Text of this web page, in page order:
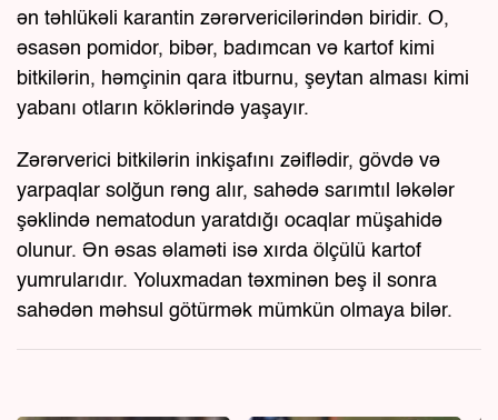
ən təhlükəli karantin zərərvericilərindən biridir. O,
əsasən pomidor, bibər, badımcan və kartof kimi
bitkilərin, həmçinin qara itburnu, şeytan alması kimi
yabanı otların köklərində yaşayır.
Zərərverici bitkilərin inkişafını zəiflədir, gövdə və
yarpaqlar solğun rəng alır, sahədə sarımtıl ləkələr
şəklində nematodun yaratdığı ocaqlar müşahidə
olunur. Ən əsas əlaməti isə xırda ölçülü kartof
yumrularıdır. Yoluxmadan təxminən beş il sonra
sahədən məhsul götürmək mümkün olmaya bilər.